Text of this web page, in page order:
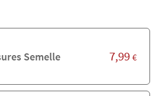
Semelle 7,99 €